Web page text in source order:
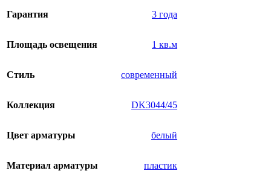
Гарантия 3 года
Площадь освещения 1 кв.м
Стиль современный
Коллекция DK3044/45
Цвет арматуры белый
Материал арматуры пластик